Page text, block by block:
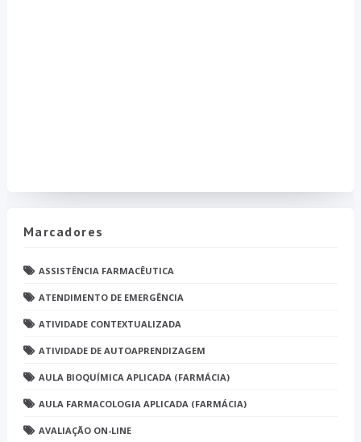
Marcadores
ASSISTÊNCIA FARMACÊUTICA
ATENDIMENTO DE EMERGÊNCIA
ATIVIDADE CONTEXTUALIZADA
ATIVIDADE DE AUTOAPRENDIZAGEM
AULA BIOQUÍMICA APLICADA (FARMÁCIA)
AULA FARMACOLOGIA APLICADA (FARMÁCIA)
AVALIAÇÃO ON-LINE